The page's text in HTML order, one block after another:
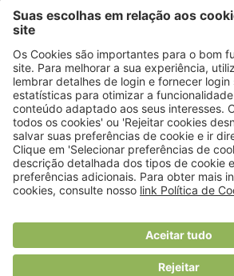
© 2018 Viver Saudável
O portal dos profissionais de